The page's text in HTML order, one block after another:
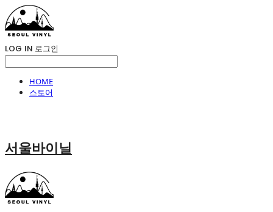
LOG IN 로그인
HOME
스토어
서울바이닐